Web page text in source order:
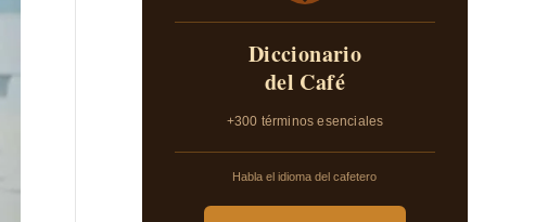
Diccionario
del Café
+300 términos esenciales
Habla el idioma del cafetero